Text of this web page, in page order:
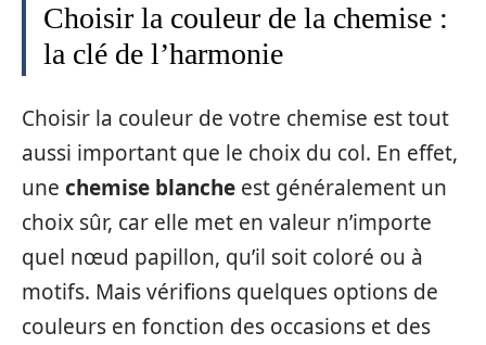
Choisir la couleur de la chemise :
la clé de l’harmonie
Choisir la couleur de votre chemise est tout
aussi important que le choix du col. En effet,
une chemise blanche est généralement un
choix sûr, car elle met en valeur n’importe
quel nœud papillon, qu’il soit coloré ou à
motifs. Mais vérifions quelques options de
couleurs en fonction des occasions et des